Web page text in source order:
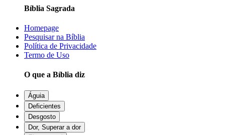
Bíblia Sagrada
Homepage
Pesquisar na Bíblia
Política de Privacidade
Termo de Uso
O que a Bíblia diz
Águia
Deficientes
Desgosto
Dor, Superar a dor